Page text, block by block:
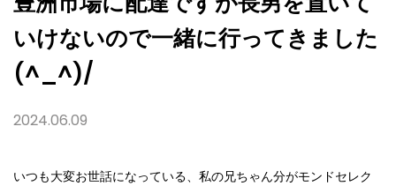
ま
た
(^_^)/
いけないので一緒に行ってきました
(^_^)/
2024.06.09
いつも大変お世話になっている、私の兄ちゃん分がモンドセレク